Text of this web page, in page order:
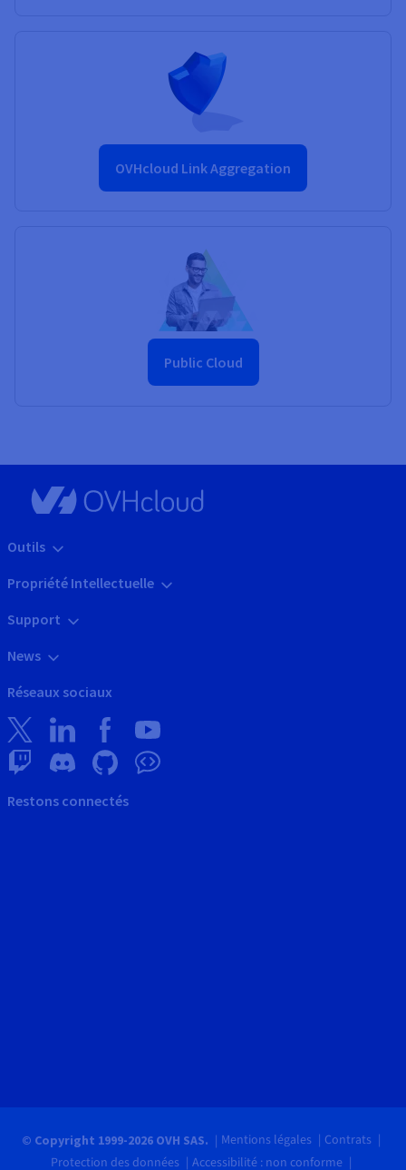
OVHcloud Link Aggregation
Public Cloud
Outils
Propriété Intellectuelle
Support
News
Réseaux sociaux
Restons connectés
© Copyright 1999-2026 OVH SAS. Mentions légales
Contrats
Protection des données
Accessibilité : non conforme